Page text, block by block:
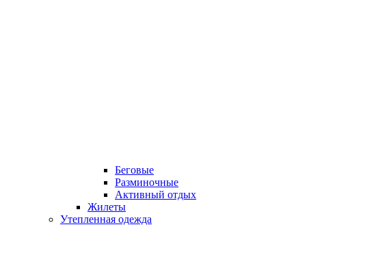
Беговые
Разминочные
Активный отдых
Жилеты
Утепленная одежда